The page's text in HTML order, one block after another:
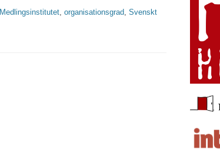
Medlingsinstitutet, organisationsgrad, Svenskt